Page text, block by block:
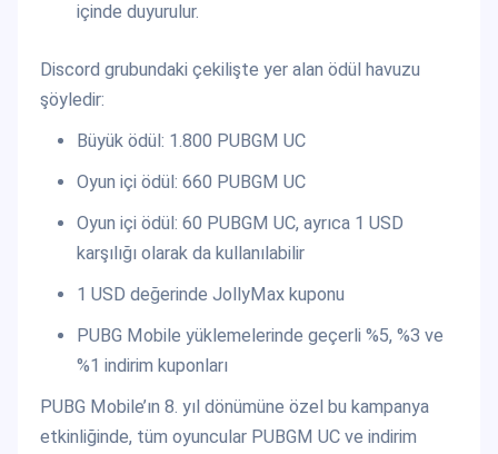
içinde duyurulur.
Discord grubundaki çekilişte yer alan ödül havuzu
şöyledir:
Büyük ödül: 1.800 PUBGM UC
Oyun içi ödül: 660 PUBGM UC
Oyun içi ödül: 60 PUBGM UC, ayrıca 1 USD
karşılığı olarak da kullanılabilir
1 USD değerinde JollyMax kuponu
PUBG Mobile yüklemelerinde geçerli %5, %3 ve
%1 indirim kuponları
PUBG Mobile’ın 8. yıl dönümüne özel bu kampanya
etkinliğinde, tüm oyuncular PUBGM UC ve indirim